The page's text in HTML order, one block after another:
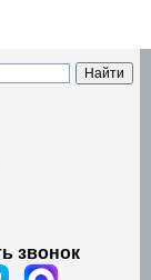
звонок